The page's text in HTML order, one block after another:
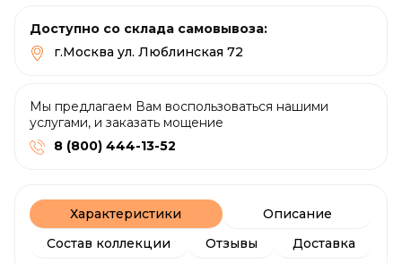
Доступно со склада самовывоза:
г.Москва ул. Люблинская 72
Мы предлагаем Вам воспользоваться нашими
услугами, и заказать мощение
8 (800) 444-13-52
Характеристики
Описание
Состав коллекции
Отзывы Доставка